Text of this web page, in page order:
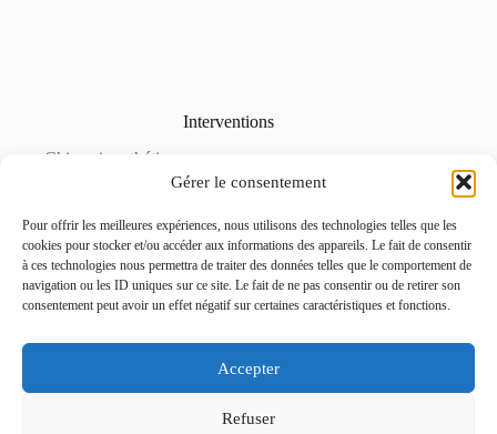
Gérer le consentement
Pour offrir les meilleures expériences, nous utilisons des technologies telles que les
cookies pour stocker et/ou accéder aux informations des appareils. Le fait de consentir
à ces technologies nous permettra de traiter des données telles que le comportement de
navigation ou les ID uniques sur ce site. Le fait de ne pas consentir ou de retirer son
consentement peut avoir un effet négatif sur certaines caractéristiques et fonctions.
Accepter
Refuser
Interventions
Chirurgie esthétique
Soins en médecine esthétique
Tarifs
Galerie Photo
Nous contacter
80 Allée des Ormes, 06250 Mougins – FRANCE